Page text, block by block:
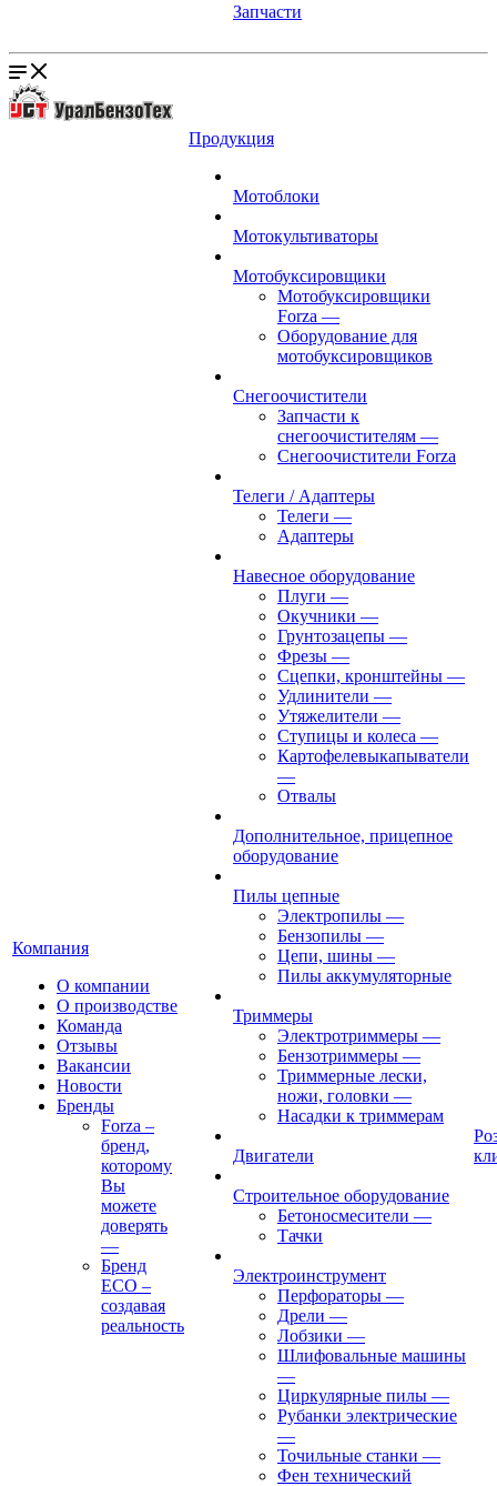
Запчасти
Компания
О компании
О производстве
Команда
Отзывы
Вакансии
Новости
Бренды
Forza –
бренд,
которому
Вы
можете
доверять
—
Бренд
ECO –
создавая
реальность
Продукция
Мотоблоки
Мотокультиваторы
Мотобуксировщики
Мотобуксировщики
Forza —
Оборудование для
мотобуксировщиков
Снегоочистители
Запчасти к
снегоочистителям —
Снегоочистители Forza
Телеги / Адаптеры
Телеги —
Адаптеры
Навесное оборудование
Плуги —
Окучники —
Грунтозацепы —
Фрезы —
Сцепки, кронштейны —
Удлинители —
Утяжелители —
Ступицы и колеса —
Картофелевыкапыватели
—
Отвалы
Дополнительное, прицепное
оборудование
Пилы цепные
Электропилы —
Бензопилы —
Цепи, шины —
Пилы аккумуляторные
Триммеры
Электротриммеры —
Бензотриммеры —
Триммерные лески,
ножи, головки —
Насадки к триммерам
Двигатели
Строительное оборудование
Бетоносмесители —
Тачки
Электроинструмент
Перфораторы —
Дрели —
Лобзики —
Шлифовальные машины
—
Циркулярные пилы —
Рубанки электрические
—
Точильные станки —
Фен технический